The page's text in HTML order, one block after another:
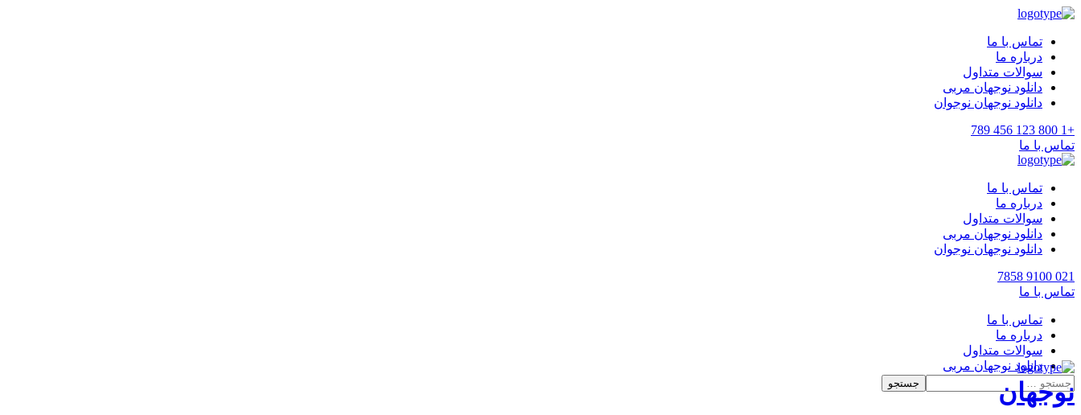
تماس با ما
درباره ما
سوالات متداول
دانلود نوجهان مربی
دانلود نوجهان نوجوان
+1 800 123 456 789
تماس با ما
تماس با ما
درباره ما
سوالات متداول
دانلود نوجهان مربی
دانلود نوجهان نوجوان
021 9100 7858
تماس با ما
تماس با ما
درباره ما
سوالات متداول
دانلود نوجهان مربی
دانلود نوجهان نوجوان
نوجهان